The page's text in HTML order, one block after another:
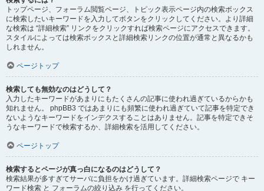
トップページ、フォーラム閲覧ページ、トピック表示ページ内の検索ボックス
に検索したいキーワードを入力してボタンをクリックしてください。より詳細
な検索は “詳細検索” リンクをクリックすれば検索ページにアクセスできます。
スタイルによっては検索ボックスと詳細検索リンクの位置が通常と異なるかも
しれません。
ページトップ
検索しても無効なのはどうして？
入力したキーワードがあまりにもたくさんの記事に使われ過ぎているからかも
知れません。 phpBB3 ではあまりにも頻繁に使われ過ぎていて記事を特定でき
ないようなキーワードをインデクスすることはありません。記事を特定できそ
うなキーワードで検索するか、詳細検索を活用してください。
ページトップ
検索するとページが真っ白になるのはどうして？
検索結果が多すぎてサーバに負担をかけ過ぎています。詳細検索ページで キー
ワード検索 と フォーラムの絞り込み を行ってください。